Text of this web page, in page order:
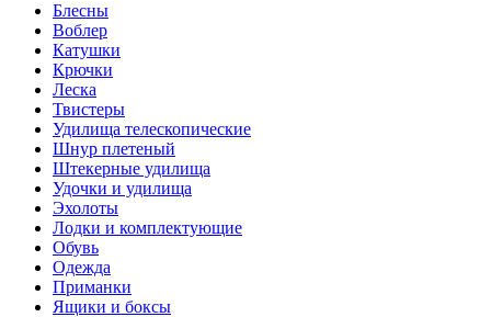
Блесны
Воблер
Катушки
Крючки
Леска
Твистеры
Удилища телескопические
Шнур плетеный
Штекерные удилища
Удочки и удилища
Эхолоты
Лодки и комплектующие
Обувь
Одежда
Приманки
Ящики и боксы